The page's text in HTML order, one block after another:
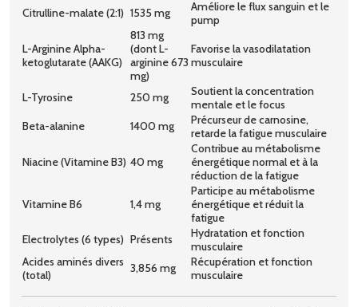
Citrulline-malate (2:1) 1535 mg
Améliore le flux sanguin et le
pump
L-Arginine Alpha-
ketoglutarate (AAKG)
813 mg
(dont L-
arginine 673
mg)
Favorise la vasodilatation
musculaire
L-Tyrosine 250 mg
Soutient la concentration
mentale et le focus
Beta-alanine
1400 mg
Précurseur de carnosine,
retarde la fatigue musculaire
Niacine (Vitamine B3) 40 mg
Contribue au métabolisme
énergétique normal et à la
réduction de la fatigue
Vitamine B6
1,4 mg
Participe au métabolisme
énergétique et réduit la
fatigue
Electrolytes (6 types) Présents
Hydratation et fonction
musculaire
Acides aminés divers
(total)
3,856 mg
Récupération et fonction
musculaire